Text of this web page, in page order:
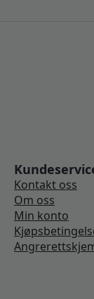
Kontakt oss
Om oss
Min konto